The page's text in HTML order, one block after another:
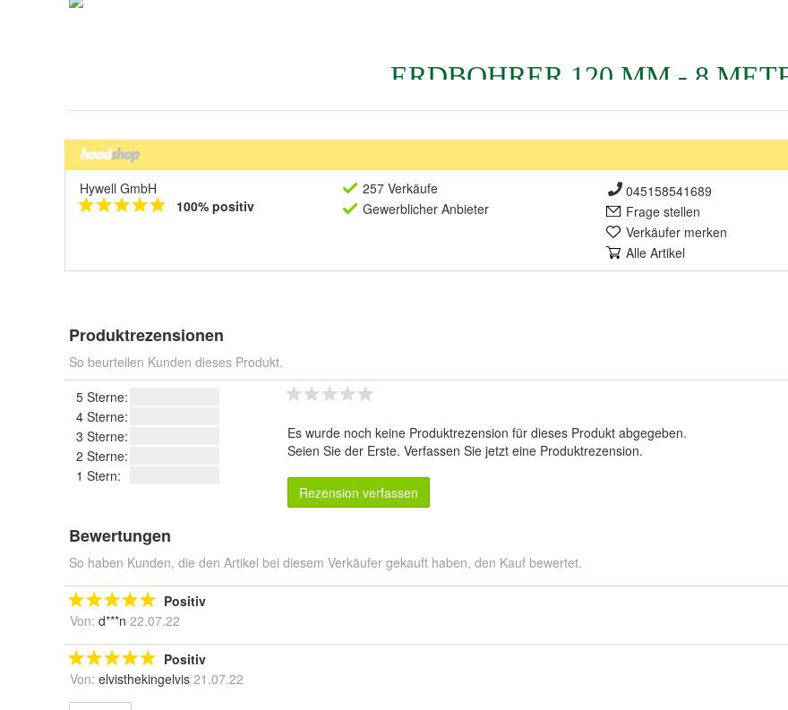
Hywell GmbH
100% positiv
257 Verkäufe
Gewerblicher Anbieter
045158541689
Frage stellen
Verkäufer merken
Alle Artikel
Produktrezensionen
So beurteilen Kunden dieses Produkt.
5 Sterne:
4 Sterne:
3 Sterne:
2 Sterne:
1 Stern:
Es wurde noch keine Produktrezension für dieses Produkt abgegeben.
Seien Sie der Erste. Verfassen Sie jetzt eine Produktrezension.
Rezension verfassen
Bewertungen
So haben Kunden, die den Artikel bei diesem Verkäufer gekauft haben, den Kauf bewertet.
Positiv
Von: d***n 22.07.22
Positiv
Von: elvisthekingelvis 21.07.22